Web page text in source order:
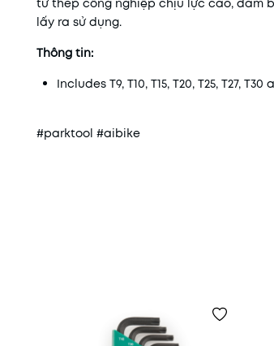
từ thép công nghiệp chịu lực cao, đảm
lấy ra sử dụng.
Thông tin:
Includes T9, T10, T15, T20, T25, T27,
#parktool #aibike